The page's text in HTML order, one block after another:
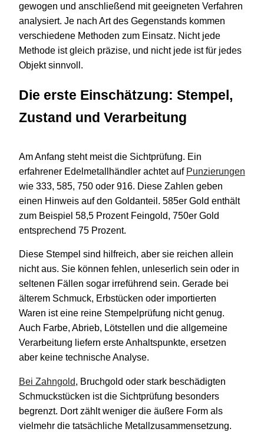
gewogen und anschließend mit geeigneten Verfahren
analysiert. Je nach Art des Gegenstands kommen
verschiedene Methoden zum Einsatz. Nicht jede
Methode ist gleich präzise, und nicht jede ist für jedes
Objekt sinnvoll.
Die erste Einschätzung: Stempel,
Zustand und Verarbeitung
Am Anfang steht meist die Sichtprüfung. Ein
erfahrener Edelmetallhändler achtet auf Punzierungen
wie 333, 585, 750 oder 916. Diese Zahlen geben
einen Hinweis auf den Goldanteil. 585er Gold enthält
zum Beispiel 58,5 Prozent Feingold, 750er Gold
entsprechend 75 Prozent.
Diese Stempel sind hilfreich, aber sie reichen allein
nicht aus. Sie können fehlen, unleserlich sein oder in
seltenen Fällen sogar irreführend sein. Gerade bei
älterem Schmuck, Erbstücken oder importierten
Waren ist eine reine Stempelprüfung nicht genug.
Auch Farbe, Abrieb, Lötstellen und die allgemeine
Verarbeitung liefern erste Anhaltspunkte, ersetzen
aber keine technische Analyse.
Bei Zahngold, Bruchgold oder stark beschädigten
Schmuckstücken ist die Sichtprüfung besonders
begrenzt. Dort zählt weniger die äußere Form als
vielmehr die tatsächliche Metallzusammensetzung.